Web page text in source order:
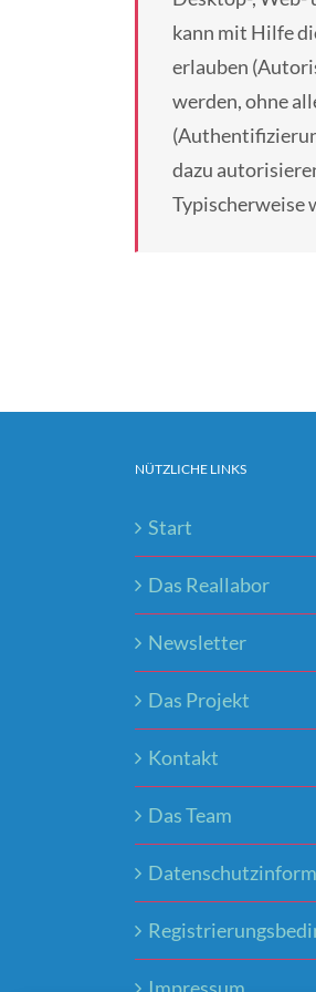
kann mit Hilfe
erlauben
werden, ohne
dazu
Typischerweise
NÜTZLICHE LINKS
Start
Das Reallabor
Newsletter
Das Projekt
Kontakt
Das Team